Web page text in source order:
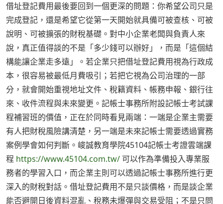
借址登記費用最後要回到一個更深的問題：你希望公司只是
完成登記，還是希望它從第一天開始就具備可被查核、可被
說明、可被擴張的財稅基礎。對中小企業老闆與負責人來
說，真正值得談的不是「多少錢可以辦好」，而是「這個結
構能讓企業走多遠」。若企業只把借址登記費用視為行政成
本，很容易被最低月費吸引；若把它視為公司治理的一部
分，就會開始重視地址文件、稅籍資料、帳務申報、銀行往
來、收件流程與未來變更。記帳士事務所附設記帳士考試課
程補習班的價值，正在於同時看見兩端：一端是企業主需要
有人把財稅風險講清楚，另一端是未來記帳士需要透過實務
案例學會如何判斷。峻誠教育學院45104記帳士考證雲端課
程 https://www.45104.com.tw/ 可以作為準備投入專業服
務者的學習入口，而企業主則可以透過記帳士事務所進行更
深入的財稅對話。借址登記費用不是只談價格，而是談企業
能否避開日後資料混亂、稅務未爆彈與交易受阻；不是只問